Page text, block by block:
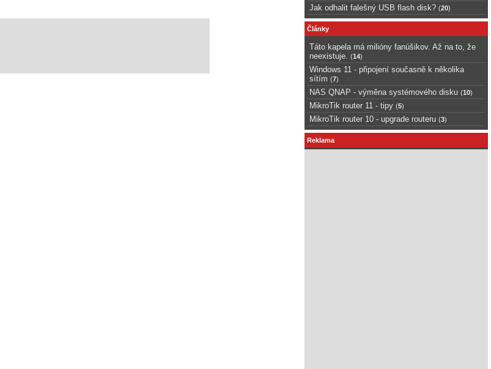
Jak odhalit falešný USB flash disk? (20)
Články
Táto kapela má milióny fanúšikov. Až na to, že
neexistuje.
(14)
Windows 11 - připojení současně k několika
sítím (7)
NAS QNAP - výměna systémového disku (10)
MikroTik router 11 - tipy (5)
MikroTik router 10 - upgrade routeru (3)
Reklama